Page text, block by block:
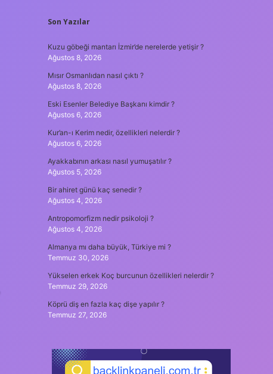
SIDEBAR
Son Yazılar
Kuzu göbeği mantarı İzmir’de nerelerde yetişir ?
Ağustos 8, 2026
Mısır Osmanlıdan nasıl çıktı ?
Ağustos 8, 2026
Eski Esenler Belediye Başkanı kimdir ?
Ağustos 6, 2026
Kur’an-ı Kerim nedir, özellikleri nelerdir ?
Ağustos 6, 2026
Ayakkabının arkası nasıl yumuşatılır ?
Ağustos 5, 2026
Bir ahiret günü kaç senedir ?
Ağustos 4, 2026
Antropomorfizm nedir psikoloji ?
Ağustos 4, 2026
Almanya mı daha büyük, Türkiye mi ?
Temmuz 30, 2026
Yükselen erkek Koç burcunun özellikleri nelerdir ?
Temmuz 29, 2026
Köprü diş en fazla kaç dişe yapılır ?
Temmuz 27, 2026
hiltonbet